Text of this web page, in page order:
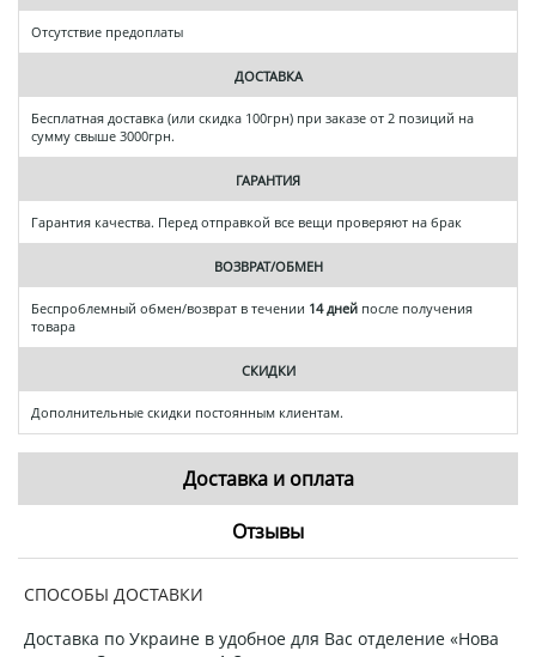
Отсутствие предоплаты
ДОСТАВКА
Бесплатная доставка (или скидка 100грн) при заказе от 2 позиций на
сумму свыше 3000грн.
ГАРАНТИЯ
Гарантия качества. Перед отправкой все вещи проверяют на брак
ВОЗВРАТ/ОБМЕН
Беспроблемный обмен/возврат в течении 14 дней после получения
товара
СКИДКИ
Дополнительные скидки постоянным клиентам.
Доставка и оплата
Отзывы
СПОСОБЫ ДОСТАВКИ
Доставка по Украине в удобное для Вас отделение «Нова